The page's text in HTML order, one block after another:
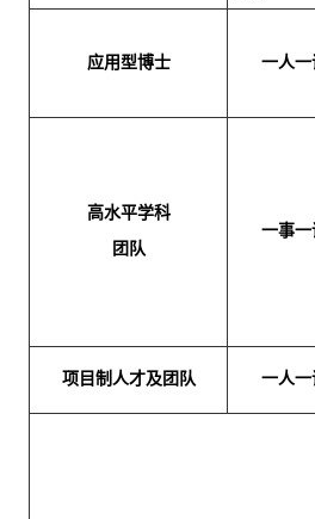
应用型博士 一人一
高水平学科
团队
一事一
项目制人才及团队 一人一